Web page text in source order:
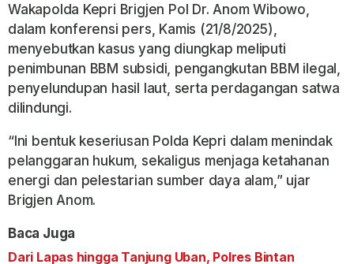
Wakapolda Kepri Brigjen Pol Dr. Anom Wibowo,
dalam konferensi pers, Kamis (21/8/2025),
menyebutkan kasus yang diungkap meliputi
penimbunan BBM subsidi, pengangkutan BBM ilegal,
penyelundupan hasil laut, serta perdagangan satwa
dilindungi.
“Ini bentuk keseriusan Polda Kepri dalam menindak
pelanggaran hukum, sekaligus menjaga ketahanan
energi dan pelestarian sumber daya alam,” ujar
Brigjen Anom.
Baca Juga
Dari Lapas hingga Tanjung Uban, Polres Bintan